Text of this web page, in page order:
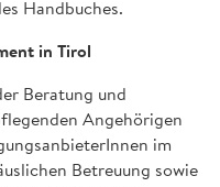
Handbuches.
in Tirol
Beratung und
Angehörigen
im
Betreuung sowie